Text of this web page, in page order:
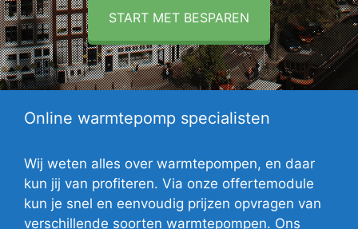
START MET BESPAREN
Online warmtepomp specialisten
Wij weten alles over warmtepompen, en daar
kun jij van profiteren. Via onze offertemodule
kun je snel en eenvoudig prijzen opvragen van
verschillende soorten warmtepompen. Ons